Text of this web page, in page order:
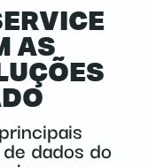
AS
dados do